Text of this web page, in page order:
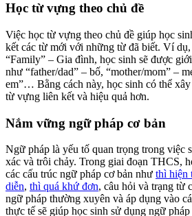
Học từ vựng theo chủ đề
Việc học từ vựng theo chủ đề giúp học
kết các từ mới với những từ đã biết. Ví
“Family” – Gia đình, học sinh sẽ được
như “father/dad” – bố, “mother/mom” –
em”… Bằng cách này, học sinh có thể
từ vựng liên kết và hiệu quả hơn.
Nắm vững ngữ pháp cơ bản
Ngữ pháp là yếu tố quan trọng trong việc
xác và trôi chảy. Trong giai đoạn THCS,
các cấu trúc ngữ pháp cơ bản như thì hiện
diễn, thì quá khứ đơn, câu hỏi và trạng từ
ngữ pháp thường xuyên và áp dụng vào
thực tế sẽ giúp học sinh sử dụng ngữ